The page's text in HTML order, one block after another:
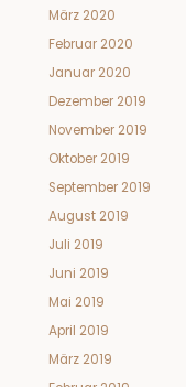
März 2020
Februar 2020
Januar 2020
Dezember 2019
November 2019
Oktober 2019
September 2019
August 2019
Juli 2019
Juni 2019
Mai 2019
April 2019
März 2019